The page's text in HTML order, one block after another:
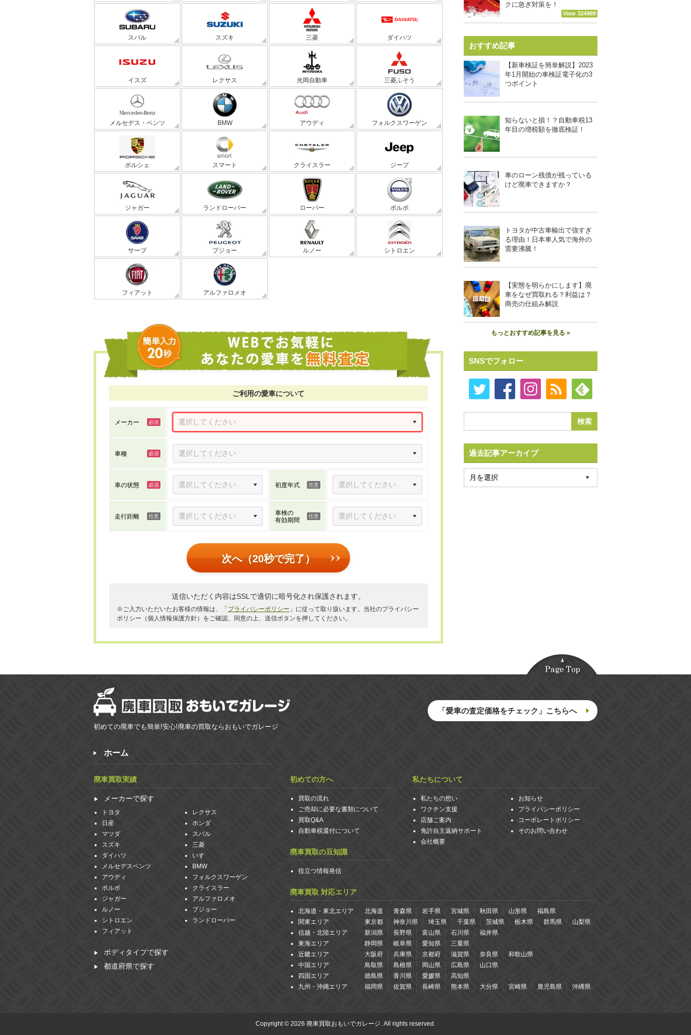
スバル スズキ 三菱 ダイハツ
イスズ レクサス 光岡自動車 三菱ふそう
メルセデス・ベンツ BMW アウディ フォルクスワーゲン
ポルシェ スマート クライスラー ジープ
ジャガー ランドローバー ローバー ボルボ
サーブ プジョー ルノー シトロエン
フィアット アルファロメオ
ご利用の愛車について
メーカー
車種
車の状態 初度年式
走行距離
車検の
有効期間
次へ（20秒で完了）
送信いただく内容はSSLで適切に暗号化され保護されます。
※ご入力いただいたお客様の情報は、「 プライバシーポリシー 」に従って取り扱います。当社のプライバシー
ポリシー（個人情報保護方針）をご確認、同意の上、送信ボタンを押してください。
クに急ぎ対策を！
View 324989
おすすめ記事
【新車検証を簡単解説】2023
年1月開始の車検証電子化の3
つポイント
知らないと損！？自動車税13
年目の増税額を徹底検証！
車のローン残債が残っている
けど廃車できますか？
トヨタが中古車輸出で強すぎ
る理由！日本車人気で海外の
需要沸騰！
【実態を明らかにします】廃
車をなぜ買取れる？利益は？
商売の仕組み解説
もっとおすすめ記事を見る »
SNSでフォロー
過去記事アーカイブ
初めての廃車でも簡単!安心!廃車の買取ならおもいでガレージ
「愛車の査定価格をチェック」こちらへ
ホーム
廃車買取実績
メーカーで探す
トヨタ
レクサス
日産
ホンダ
マツダ
スバル
スズキ
三菱
ダイハツ
いすゞ
メルセデスベンツ
BMW
アウディ
フォルクスワーゲン
ボルボ
クライスラー
ジャガー
アルファロメオ
ルノー
プジョー
シトロエン
ランドローバー
フィアット
ボディタイプで探す
都道府県で探す
初めての方へ
買取の流れ
ご売却に必要な書類について
買取Q&A
自動車税還付について
廃車買取の豆知識
役立つ情報発信
私たちについて
私たちの想い
ワクチン支援
店舗ご案内
免許自主返納サポート
会社概要
お知らせ
プライバシーポリシー
コーポレートポリシー
そのお問い合わせ
廃車買取 対応エリア
北海道・東北エリア 北海道 青森県 岩手県 宮城県 秋田県 山形県
福島県
関東エリア
東京都 神奈川県 埼玉県 千葉県 茨城県 栃木県 群馬県
山梨県
信越・北陸エリア
新潟県 長野県 富山県 石川県
福井県
東海エリア
静岡県 岐阜県 愛知県
三重県
近畿エリア
大阪府 兵庫県 京都府 滋賀県 奈良県
和歌山県
中国エリア
鳥取県 島根県 岡山県 広島県
山口県
四国エリア
徳島県 香川県 愛媛県
高知県
九州・沖縄エリア
福岡県 佐賀県 長崎県 熊本県 大分県 宮崎県 鹿児島県 沖縄県
Copyright © 2026 廃車買取おもいでガレージ. All rights reserved.